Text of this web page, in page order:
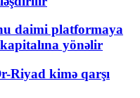
daimi platformaya
yönəlir
Riyad kimə qarşı